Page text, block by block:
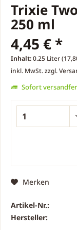
Trixie
250 ml
4,45 € *
Inhalt:0.25 Liter
inkl. MwSt.zzgl.
Sofort
Merken
Artikel-Nr.:
Hersteller: